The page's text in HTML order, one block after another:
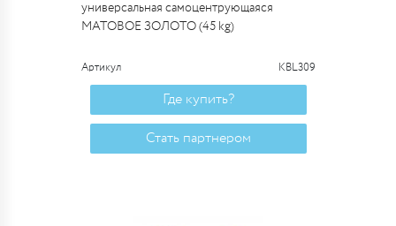
универсальная самоцентрующаяся
МАТОВОЕ ЗОЛОТО (45 kg)
Артикул KBL309
Где купить?
Стать партнером